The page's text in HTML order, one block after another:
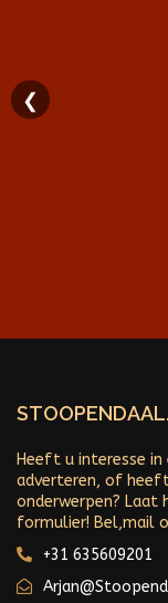
❮
Heeft u interesse in
adverteren, of
onderwerpen?
formulier! Bel,mail
+31 635609201